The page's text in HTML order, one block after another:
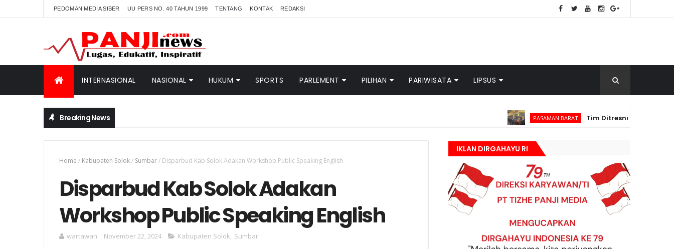
PEDOMAN MEDIA SIBER UU PERS NO. 40 TAHUN 1999 TENTANG KONTAK REDAKSI
INTERNASIONAL NASIONAL HUKUM SPORTS PARLEMENT PILIHAN PARIWISATA LIPSUS
Breaking News PASAMAN BARAT Tim Ditresnarkoba Polda Sumbar
Home / Kabupaten Solok/ Sumbar/ Disparbud Kab Solok Adakan Workshop Public Speaking English
Disparbud Kab Solok Adakan
Workshop Public Speaking English
wartawan November 22, 2024 Kabupaten Solok, Sumbar
IKLAN DIRGAHAYU RI